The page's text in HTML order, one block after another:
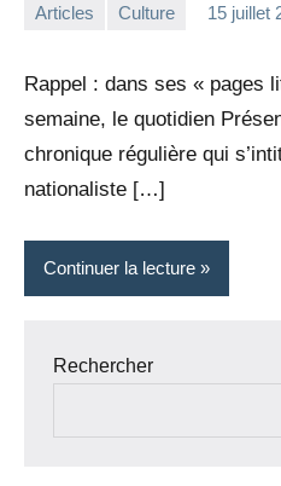
Articles Culture 15 juillet
Rappel : dans ses « pages
semaine, le quotidien
chronique régulière qui
nationaliste […]
Continuer la lecture
Rechercher